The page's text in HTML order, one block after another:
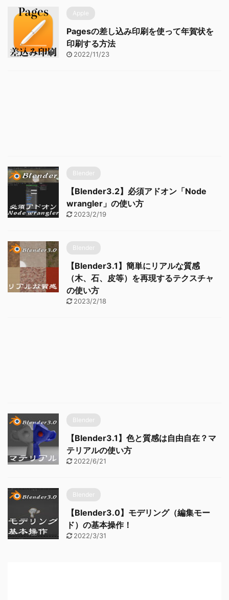
Apple
Pagesの差し込み印刷を使って年賀状を
印刷する方法
2022/11/23
Blender
【Blender3.2】必須アドオン「Node
wrangler」の使い方
2023/2/19
Blender
【Blender3.1】簡単にリアルな質感
（木、石、皮等）を再現するテクスチャ
の使い方
2023/2/18
Blender
【Blender3.1】色と質感は自由自在？マ
テリアルの使い方
2022/6/21
Blender
【Blender3.0】モデリング（編集モー
ド）の基本操作！
2022/3/31